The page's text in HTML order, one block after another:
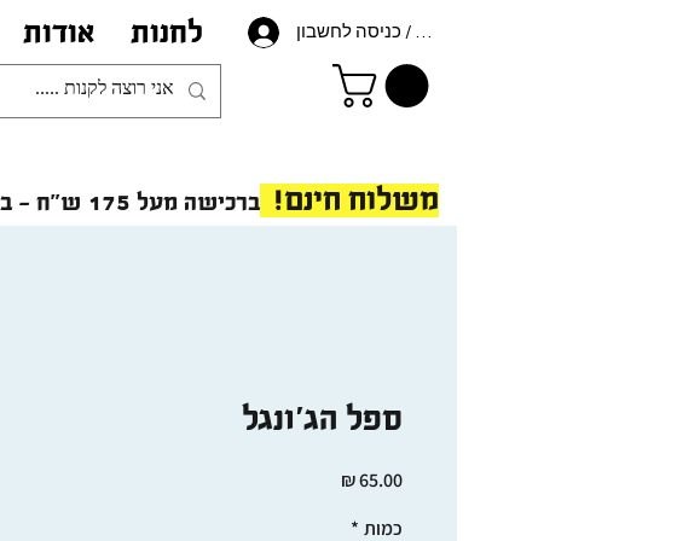
לחנות אודות הרשמה / כניסה לחשבון
משלוח חינם! ברכישה מעל 175 ש"ח - ב
ספל הג'ונגל
כמות *